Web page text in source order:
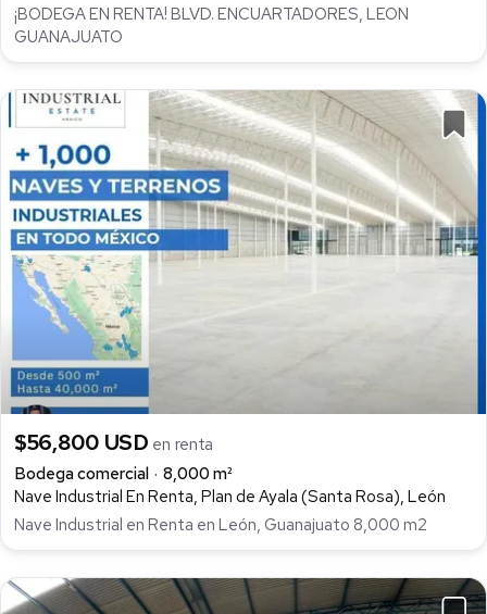
¡BODEGA EN RENTA! BLVD. ENCUARTADORES, LEON
GUANAJUATO
$56,800 USD en renta
Bodega comercial
8,000 m²
Nave Industrial En Renta, Plan de Ayala (Santa Rosa), León
Nave Industrial en Renta en León, Guanajuato 8,000 m2